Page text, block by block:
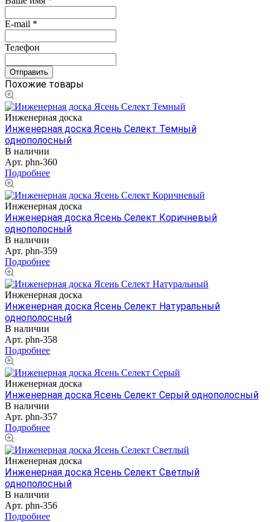
E-mail *
Телефон
Похожие товары
Инженерная доска
Инженерная доска Ясень Селект Темный
однополосный
В наличии
Арт. phn-360
Подробнее
Инженерная доска
Инженерная доска Ясень Селект Коричневый
однополосный
В наличии
Арт. phn-359
Подробнее
Инженерная доска
Инженерная доска Ясень Селект Натуральный
однополосный
В наличии
Арт. phn-358
Подробнее
Инженерная доска
Инженерная доска Ясень Селект Серый однополосный
В наличии
Арт. phn-357
Подробнее
Инженерная доска
Инженерная доска Ясень Селект Светлый
однополосный
В наличии
Арт. phn-356
Подробнее